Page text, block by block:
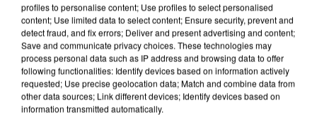
profiles to personalise content; Use profiles to select personalised
content; Use limited data to select content; Ensure security, prevent and
detect fraud, and fix errors; Deliver and present advertising and content;
Save and communicate privacy choices. These technologies may
process personal data such as IP address and browsing data to offer
following functionalities: Identify devices based on information actively
requested; Use precise geolocation data; Match and combine data from
other data sources; Link different devices; Identify devices based on
information transmitted automatically.